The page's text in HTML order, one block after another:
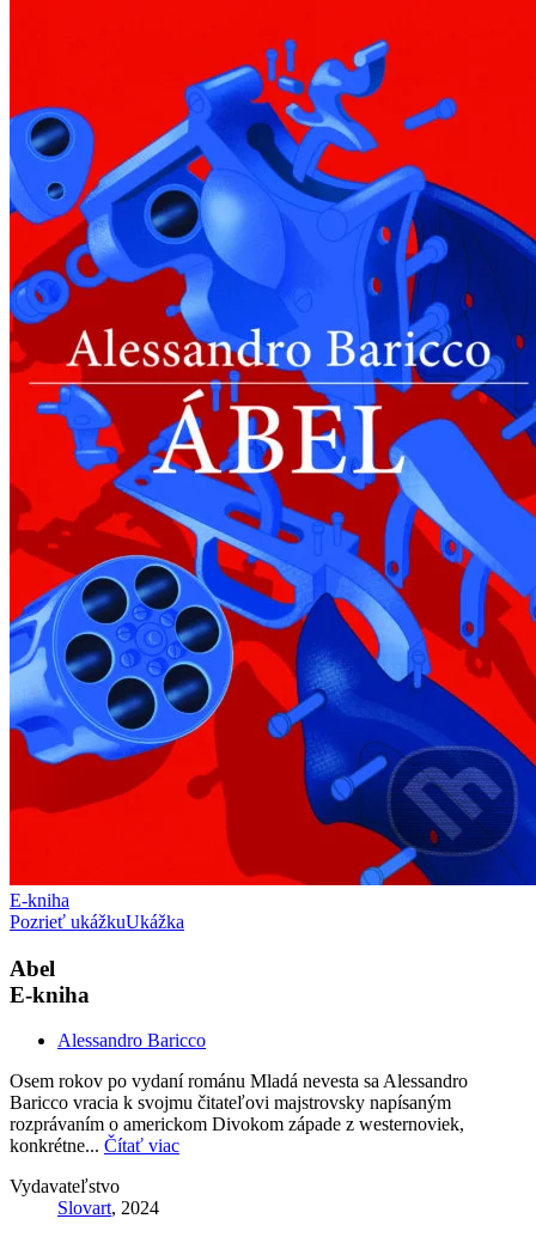
E-kniha
Pozrieť ukážkuUkážka
Abel
E-kniha
Alessandro Baricco
Osem rokov po vydaní románu Mladá nevesta sa Alessandro
Baricco vracia k svojmu čitateľovi majstrovsky napísaným
rozprávaním o americkom Divokom západe z westernoviek,
konkrétne... Čítať viac
Vydavateľstvo
Slovart, 2024